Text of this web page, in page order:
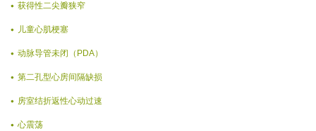
获得性二尖瓣狭窄
儿童心肌梗塞
动脉导管未闭（PDA）
第二孔型心房间隔缺损
房室结折返性心动过速
心震荡